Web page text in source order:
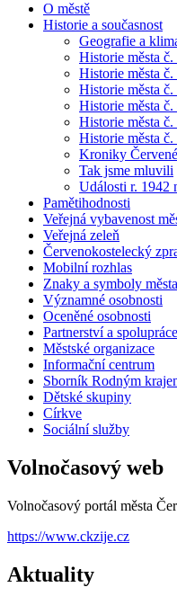
O městě
Historie a současnost
Geografie a
Historie města
Historie města
Historie města
Historie města
Historie města
Historie města
Kroniky
Tak jsme mluvili
Události r. 1942
Pamětihodnosti
Veřejná vybavenost
Veřejná zeleň
Červenokostelecký
Mobilní rozhlas
Znaky a symboly města
Významné osobnosti
Oceněné osobnosti
Partnerství a spolupráce
Městské organizace
Informační centrum
Sborník Rodným
Dětské skupiny
Církve
Sociální služby
Volnočasový web
Volnočasový portál města
https://www.ckzije.cz
Aktuality